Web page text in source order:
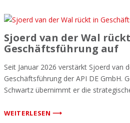
Sjoerd van der Wal
Geschäftsführung auf
Seit Januar 2026 verstärkt Sjoerd van
Geschäftsführung der API DE GmbH.
Schwartz übernimmt er die
WEITERLESEN ⟶